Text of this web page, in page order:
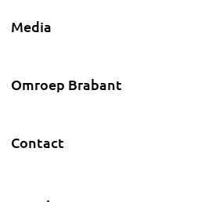
Media
Omroep Brabant
Contact